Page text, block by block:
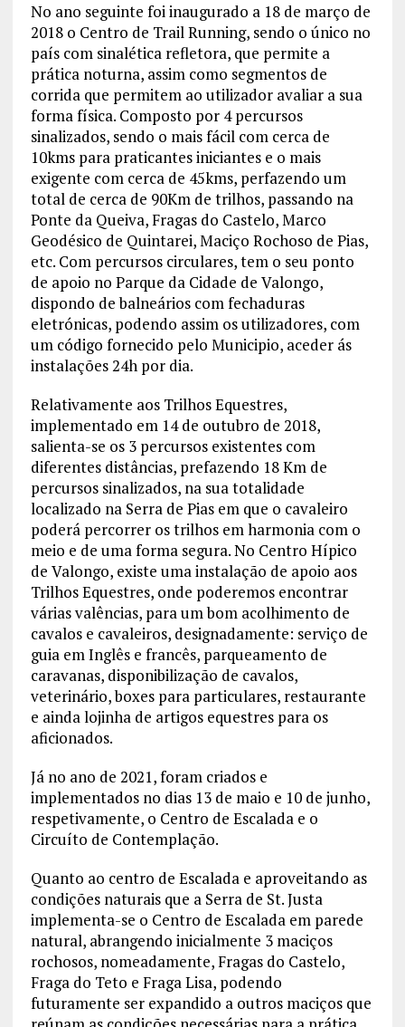
No ano seguinte foi inaugurado a 18 de março de
2018 o Centro de Trail Running, sendo o único no
país com sinalética refletora, que permite a
prática noturna, assim como segmentos de
corrida que permitem ao utilizador avaliar a sua
forma física. Composto por 4 percursos
sinalizados, sendo o mais fácil com cerca de
10kms para praticantes iniciantes e o mais
exigente com cerca de 45kms, perfazendo um
total de cerca de 90Km de trilhos, passando na
Ponte da Queiva, Fragas do Castelo, Marco
Geodésico de Quintarei, Maciço Rochoso de Pias,
etc. Com percursos circulares, tem o seu ponto
de apoio no Parque da Cidade de Valongo,
dispondo de balneários com fechaduras
eletrónicas, podendo assim os utilizadores, com
um código fornecido pelo Municipio, aceder ás
instalações 24h por dia.
Relativamente aos Trilhos Equestres,
implementado em 14 de outubro de 2018,
salienta-se os 3 percursos existentes com
diferentes distâncias, prefazendo 18 Km de
percursos sinalizados, na sua totalidade
localizado na Serra de Pias em que o cavaleiro
poderá percorrer os trilhos em harmonia com o
meio e de uma forma segura. No Centro Hípico
de Valongo, existe uma instalação de apoio aos
Trilhos Equestres, onde poderemos encontrar
várias valências, para um bom acolhimento de
cavalos e cavaleiros, designadamente: serviço de
guia em Inglês e francês, parqueamento de
caravanas, disponibilização de cavalos,
veterinário, boxes para particulares, restaurante
e ainda lojinha de artigos equestres para os
aficionados.
Já no ano de 2021, foram criados e
implementados no dias 13 de maio e 10 de junho,
respetivamente, o Centro de Escalada e o
Circuíto de Contemplação.
Quanto ao centro de Escalada e aproveitando as
condições naturais que a Serra de St. Justa
implementa-se o Centro de Escalada em parede
natural, abrangendo inicialmente 3 maciços
rochosos, nomeadamente, Fragas do Castelo,
Fraga do Teto e Fraga Lisa, podendo
futuramente ser expandido a outros maciços que